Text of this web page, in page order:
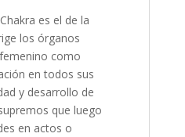
Chakra es el de la
los órganos
como
en todos sus
y desarrollo de
que luego
en actos o